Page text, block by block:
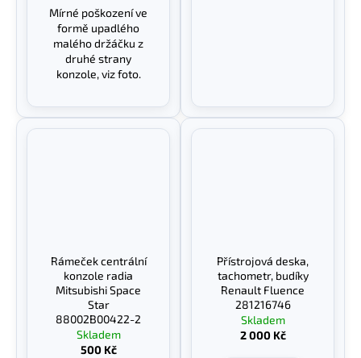
Mírné poškození ve
formě upadlého
malého držáčku z
druhé strany
konzole, viz foto.
Rámeček centrální
konzole radia
Mitsubishi Space
Star
88002B00422-2
Skladem
500 Kč
Přístrojová deska,
tachometr, budíky
Renault Fluence
281216746
Skladem
2 000 Kč